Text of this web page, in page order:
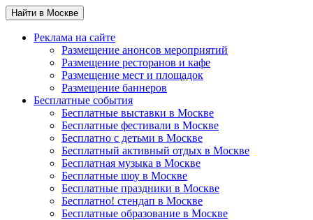
Найти в Москве
Реклама на сайте
Размещение анонсов мероприятий
Размещение ресторанов и кафе
Размещение мест и площадок
Размещение баннеров
Бесплатные события
Бесплатные выставки в Москве
Бесплатные фестивали в Москве
Бесплатно с детьми в Москве
Бесплатный активный отдых в Москве
Бесплатная музыка в Москве
Бесплатные шоу в Москве
Бесплатные праздники в Москве
Бесплатно! стендап в Москве
Бесплатные образование в Москве